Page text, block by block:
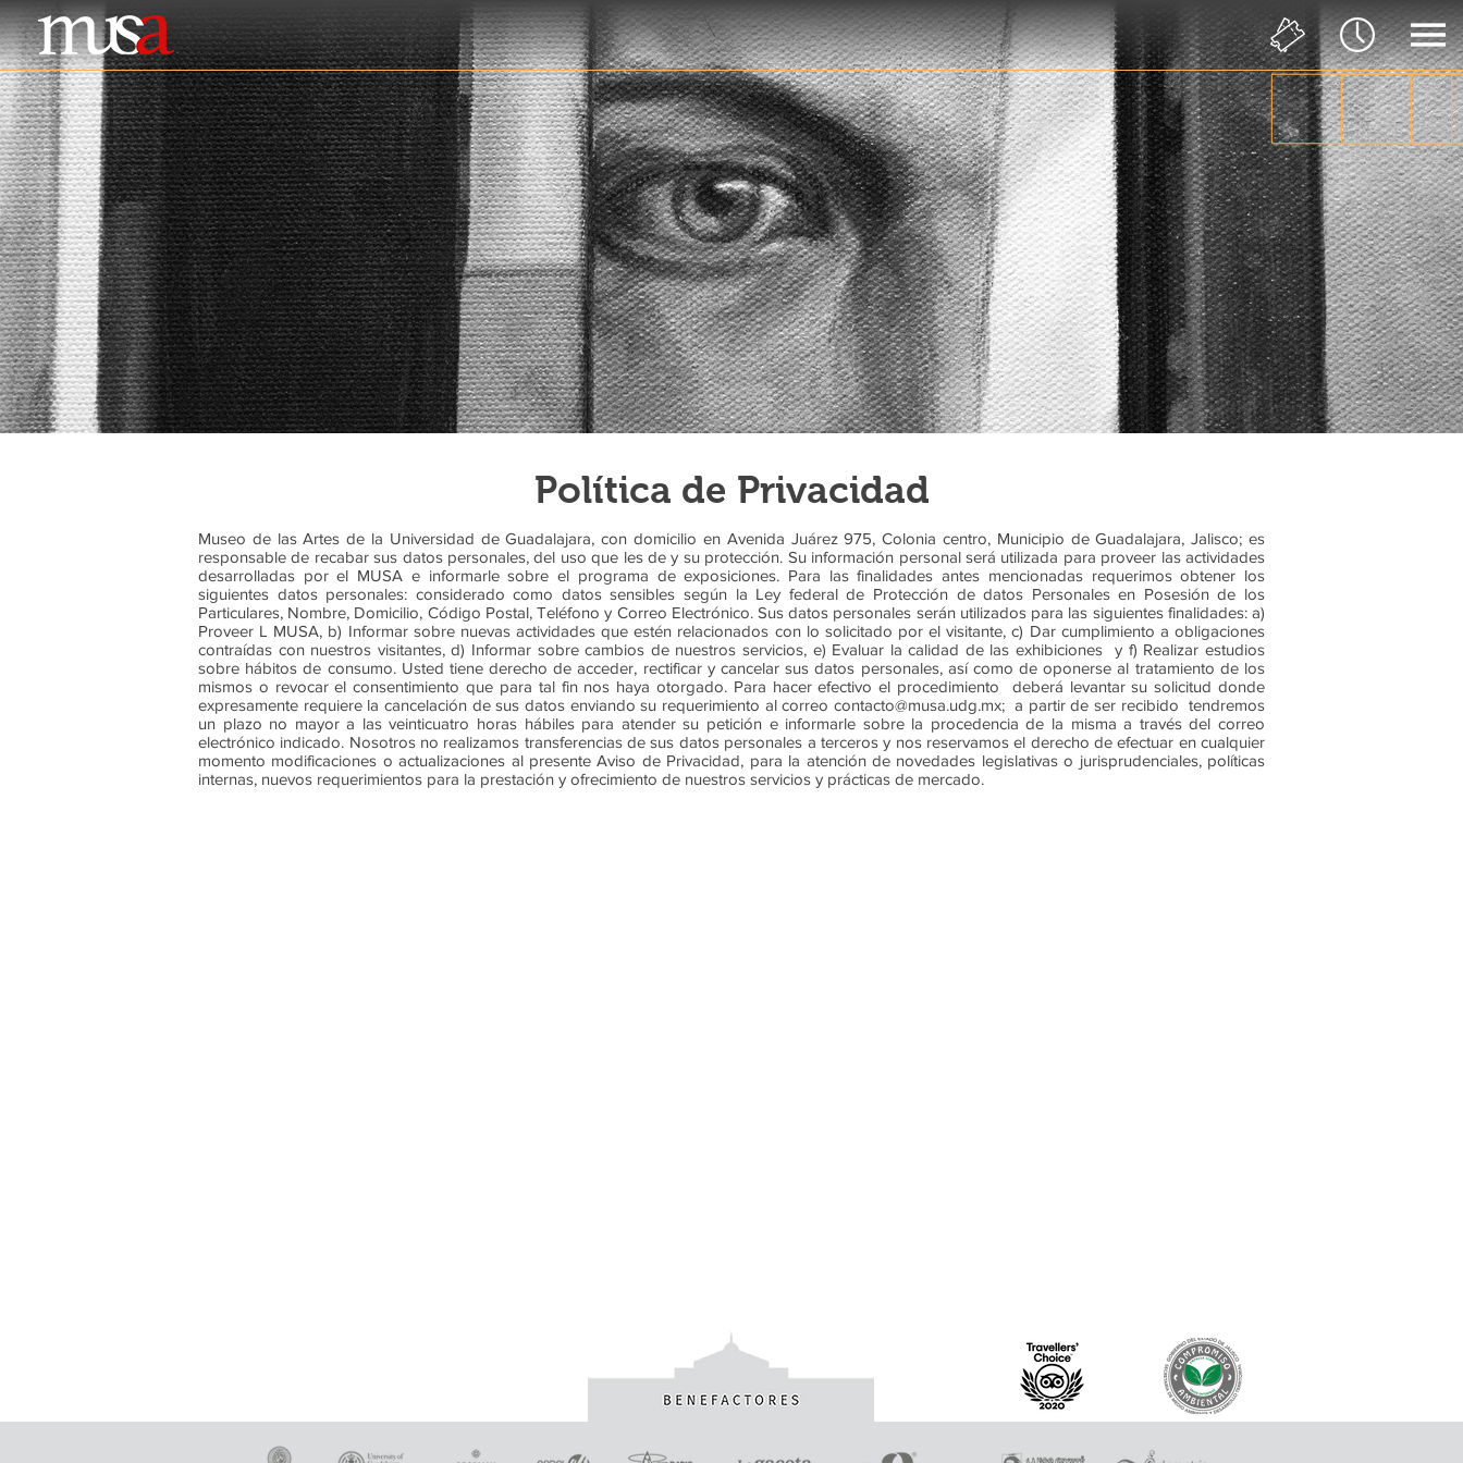
Política de Privacidad
Museo de las Artes de la Universidad de Guadalajara, con domicilio en Avenida Juárez 975, Colonia centro, Municipio de Guadalajara, Jalisco; es
responsable de recabar sus datos personales, del uso que les de y su protección. Su información personal será utilizada para proveer las actividades
desarrolladas por el MUSA e informarle sobre el programa de exposiciones. Para las finalidades antes mencionadas requerimos obtener los
siguientes datos personales: considerado como datos sensibles según la Ley federal de Protección de datos Personales en Posesión de los
Particulares, Nombre, Domicilio, Código Postal, Teléfono y Correo Electrónico. Sus datos personales serán utilizados para las siguientes finalidades: a)
Proveer L MUSA, b) Informar sobre nuevas actividades que estén relacionados con lo solicitado por el visitante, c) Dar cumplimiento a obligaciones
contraídas con nuestros visitantes, d) Informar sobre cambios de nuestros servicios, e) Evaluar la calidad de las exhibiciones y f) Realizar estudios
sobre hábitos de consumo. Usted tiene derecho de acceder, rectificar y cancelar sus datos personales, así como de oponerse al tratamiento de los
mismos o revocar el consentimiento que para tal fin nos haya otorgado. Para hacer efectivo el procedimiento deberá levantar su solicitud donde
expresamente requiere la cancelación de sus datos enviando su requerimiento al correo contacto@musa.udg.mx; a partir de ser recibido tendremos
un plazo no mayor a las veinticuatro horas hábiles para atender su petición e informarle sobre la procedencia de la misma a través del correo
electrónico indicado. Nosotros no realizamos transferencias de sus datos personales a terceros y nos reservamos el derecho de efectuar en cualquier
momento modificaciones o actualizaciones al presente Aviso de Privacidad, para la atención de novedades legislativas o jurisprudenciales, políticas
internas, nuevos requerimientos para la prestación y ofrecimiento de nuestros servicios y prácticas de mercado.